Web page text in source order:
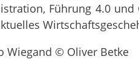
Führung 4.0